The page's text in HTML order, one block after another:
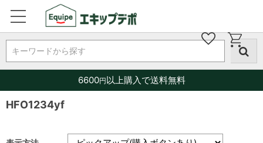
キーワードから探す
6600円以上購入で送料無料
HFO1234yf